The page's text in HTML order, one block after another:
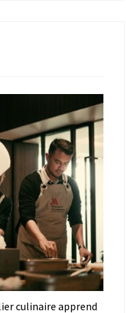
culinaire apprend